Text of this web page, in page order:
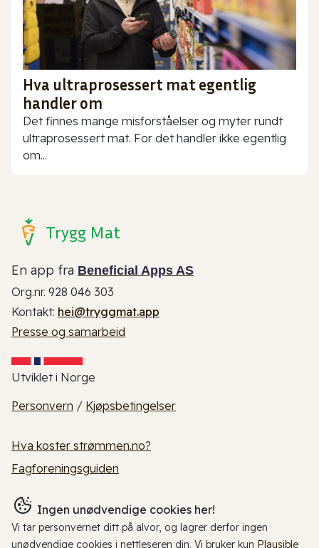
Hva ultraprosessert mat egentlig
handler om
Det finnes mange misforståelser og myter rundt
ultraprosessert mat. For det handler ikke egentlig
om...
Trygg Mat
En app fra Beneficial Apps AS
Org.nr. 928 046 303
Kontakt: hei@tryggmat.app
Presse og samarbeid
Utviklet i Norge
Personvern / Kjøpsbetingelser
Hva koster strømmen.no?
Fagforeningsguiden
Ingen unødvendige cookies her!
Vi tar personvernet ditt på alvor, og lagrer derfor ingen
unødvendige cookies i nettleseren din. Vi bruker kun Plausible